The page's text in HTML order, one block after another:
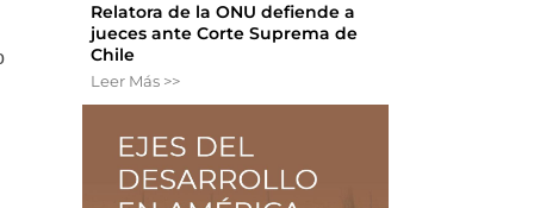
Relatora de la ONU defiende a
jueces ante Corte Suprema de
Chile
Leer Más >>